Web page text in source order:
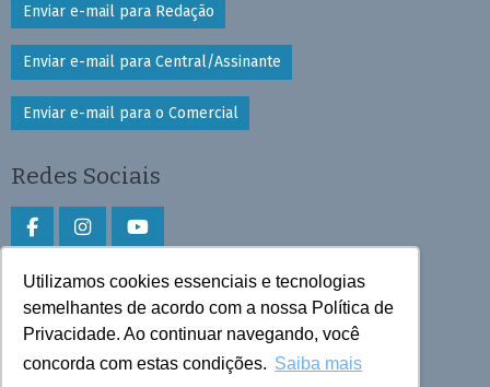
Utilizamos cookies essenciais e tecnologias
semelhantes de acordo com a nossa Política de
Privacidade. Ao continuar navegando, você
concorda com estas condições. Saiba mais
Enviar e-mail para Redação
Enviar e-mail para Central/Assinante
Enviar e-mail para o Comercial
Redes Sociais
Faça download do aplicativo
Play Store e App Store